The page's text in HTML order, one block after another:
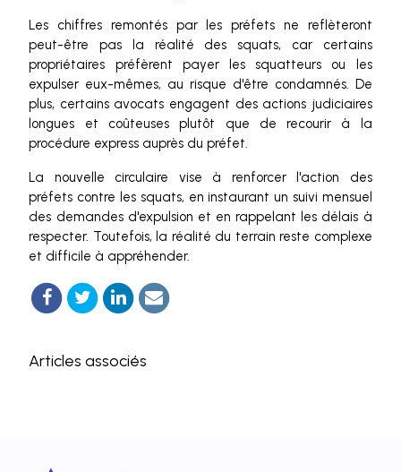
Les chiffres remontés par les préfets ne reflèteront
peut-être pas la réalité des squats, car certains
propriétaires préfèrent payer les squatteurs ou les
expulser eux-mêmes, au risque d'être condamnés. De
plus, certains avocats engagent des actions judiciaires
longues et coûteuses plutôt que de recourir à la
procédure express auprès du préfet.
La nouvelle circulaire vise à renforcer l'action des
préfets contre les squats, en instaurant un suivi mensuel
des demandes d'expulsion et en rappelant les délais à
respecter. Toutefois, la réalité du terrain reste complexe
et difficile à appréhender.
Articles associés